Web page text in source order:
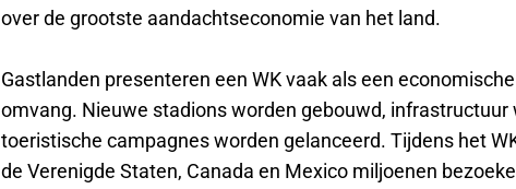
over de grootste aandachtseconomie van het land.
Gastlanden presenteren een WK vaak als een
omvang. Nieuwe stadions worden gebouwd, infrastructuur
toeristische campagnes worden gelanceerd. Tijdens het
de Verenigde Staten, Canada en Mexico miljoenen